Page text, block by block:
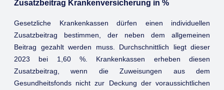
Zusatzbeitrag Krankenversicherung in %
Gesetzliche Krankenkassen dürfen einen individuellen
Zusatzbeitrag bestimmen, der neben dem allgemeinen
Beitrag gezahlt werden muss. Durchschnittlich liegt dieser
2023 bei 1,60 %. Krankenkassen erheben diesen
Zusatzbeitrag, wenn die Zuweisungen aus dem
Gesundheitsfonds nicht zur Deckung der voraussichtlichen